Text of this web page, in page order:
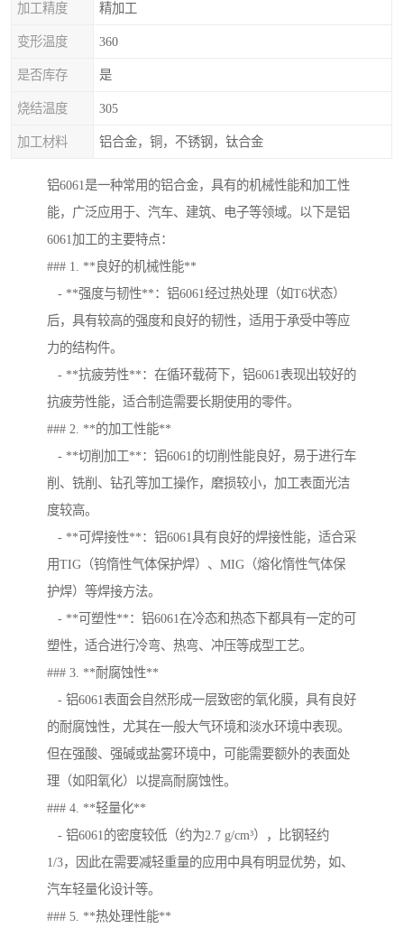
加工精度 精加工
变形温度 360
是否库存 是
烧结温度 305
加工材料 铝合金，铜，不锈钢，钛合金
铝6061是一种常用的铝合金，具有的机械性能和加工性
能，广泛应用于、汽车、建筑、电子等领域。以下是铝
6061加工的主要特点：
### 1. **良好的机械性能**
- **强度与韧性**：铝6061经过热处理（如T6状态）
后，具有较高的强度和良好的韧性，适用于承受中等应
力的结构件。
- **抗疲劳性**：在循环载荷下，铝6061表现出较好的
抗疲劳性能，适合制造需要长期使用的零件。
### 2. **的加工性能**
- **切削加工**：铝6061的切削性能良好，易于进行车
削、铣削、钻孔等加工操作，磨损较小，加工表面光洁
度较高。
- **可焊接性**：铝6061具有良好的焊接性能，适合采
用TIG（钨惰性气体保护焊）、MIG（熔化惰性气体保
护焊）等焊接方法。
- **可塑性**：铝6061在冷态和热态下都具有一定的可
塑性，适合进行冷弯、热弯、冲压等成型工艺。
### 3. **耐腐蚀性**
- 铝6061表面会自然形成一层致密的氧化膜，具有良好
的耐腐蚀性，尤其在一般大气环境和淡水环境中表现。
但在强酸、强碱或盐雾环境中，可能需要额外的表面处
理（如阳氧化）以提高耐腐蚀性。
### 4. **轻量化**
- 铝6061的密度较低（约为2.7 g/cm³），比钢轻约
1/3，因此在需要减轻重量的应用中具有明显优势，如、
汽车轻量化设计等。
### 5. **热处理性能**